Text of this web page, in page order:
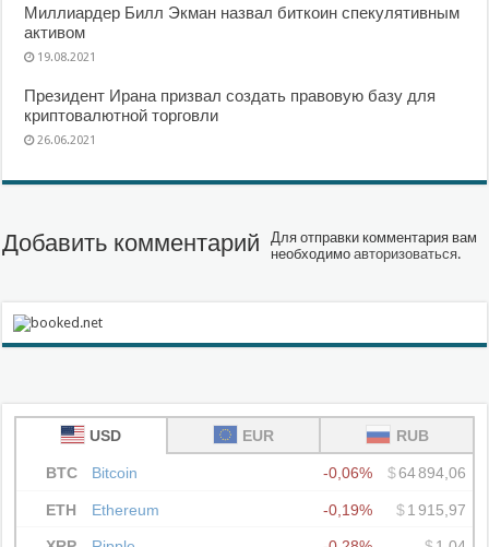
Миллиардер Билл Экман назвал биткоин спекулятивным
активом
19.08.2021
Президент Ирана призвал создать правовую базу для
криптовалютной торговли
26.06.2021
Добавить комментарий
Для отправки комментария вам
необходимоавторизоваться.